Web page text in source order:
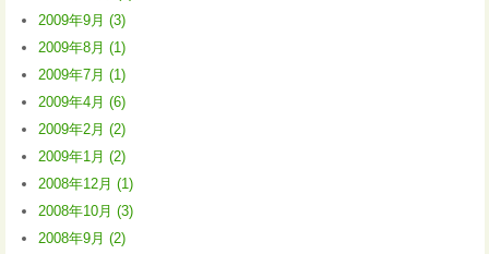
2009年9月 (3)
2009年8月 (1)
2009年7月 (1)
2009年4月 (6)
2009年2月 (2)
2009年1月 (2)
2008年12月 (1)
2008年10月 (3)
2008年9月 (2)